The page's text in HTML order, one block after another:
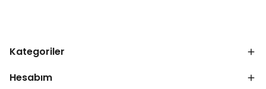
Kategoriler
Hesabım